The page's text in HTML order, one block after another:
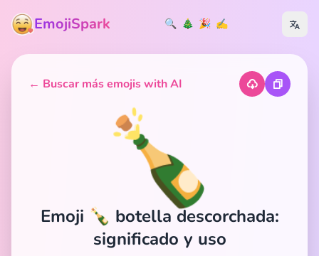
EmojiSpark 🔍 🎄 🎉 ✍️
← Buscar más emojis with AI
🍾
Emoji 🍾 botella descorchada:
significado y uso